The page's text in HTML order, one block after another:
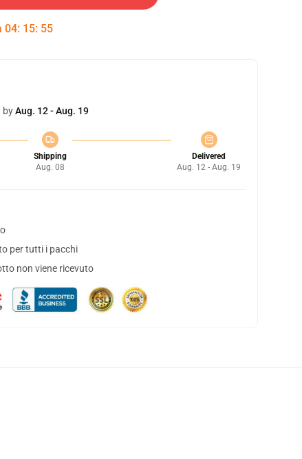
04: 15: 54
byAug. 12 - Aug. 19
Shipping
Aug. 08
Delivered
Aug. 12 - Aug. 19
per tutti i pacchi
non viene ricevuto